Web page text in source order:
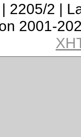
2205/2 |
2001-